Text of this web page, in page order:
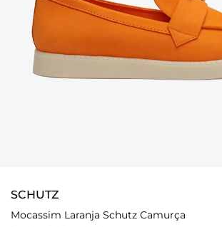
SCHUTZ
Mocassim Laranja Schutz Camurça